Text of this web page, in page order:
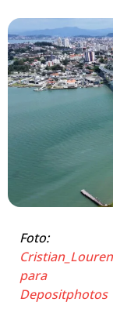
Foto:
para
Depositphotos